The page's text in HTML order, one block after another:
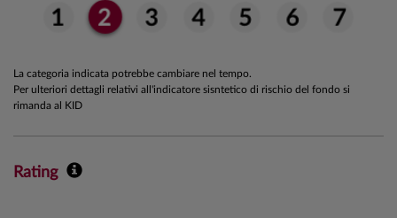
La categoria indicata potrebbe cambiare nel tempo.
Per ulteriori dettagli relativi all'indicatore sisntetico di rischio del fondo si
rimanda al KID
Rating